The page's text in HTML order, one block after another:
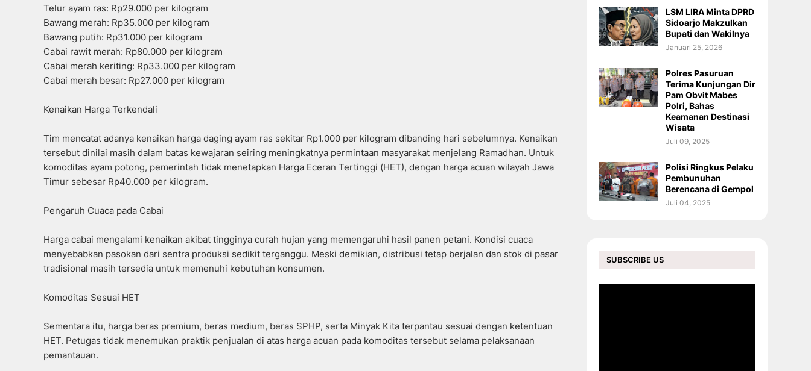
Telur ayam ras: Rp29.000 per kilogram
Bawang merah: Rp35.000 per kilogram
Bawang putih: Rp31.000 per kilogram
Cabai rawit merah: Rp80.000 per kilogram
Cabai merah keriting: Rp33.000 per kilogram
Cabai merah besar: Rp27.000 per kilogram
Kenaikan Harga Terkendali
Tim mencatat adanya kenaikan harga daging ayam ras sekitar Rp1.000 per kilogram dibanding hari sebelumnya. Kenaikan
tersebut dinilai masih dalam batas kewajaran seiring meningkatnya permintaan masyarakat menjelang Ramadhan. Untuk
komoditas ayam potong, pemerintah tidak menetapkan Harga Eceran Tertinggi (HET), dengan harga acuan wilayah Jawa
Timur sebesar Rp40.000 per kilogram.
Pengaruh Cuaca pada Cabai
Harga cabai mengalami kenaikan akibat tingginya curah hujan yang memengaruhi hasil panen petani. Kondisi cuaca
menyebabkan pasokan dari sentra produksi sedikit terganggu. Meski demikian, distribusi tetap berjalan dan stok di pasar
tradisional masih tersedia untuk memenuhi kebutuhan konsumen.
Komoditas Sesuai HET
Sementara itu, harga beras premium, beras medium, beras SPHP, serta Minyak Kita terpantau sesuai dengan ketentuan
HET. Petugas tidak menemukan praktik penjualan di atas harga acuan pada komoditas tersebut selama pelaksanaan
pemantauan.
LSM LIRA Minta DPRD
Sidoarjo Makzulkan
Bupati dan Wakilnya
Januari 25, 2026
Polres Pasuruan
Terima Kunjungan Dir
Pam Obvit Mabes
Polri, Bahas
Keamanan Destinasi
Wisata
Juli 09, 2025
Polisi Ringkus Pelaku
Pembunuhan
Berencana di Gempol
Juli 04, 2025
SUBSCRIBE US